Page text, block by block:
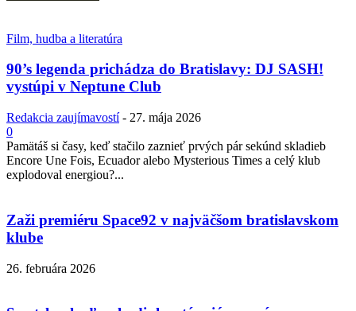
Film, hudba a literatúra
90’s legenda prichádza do Bratislavy: DJ SASH!
vystúpi v Neptune Club
Redakcia zaujímavostí - 27. mája 2026
0
Pamätáš si časy, keď stačilo zaznieť prvých pár sekúnd skladieb
Encore Une Fois, Ecuador alebo Mysterious Times a celý klub
explodoval energiou?...
Zaži premiéru Space92 v najväčšom bratislavskom
klube
26. februára 2026